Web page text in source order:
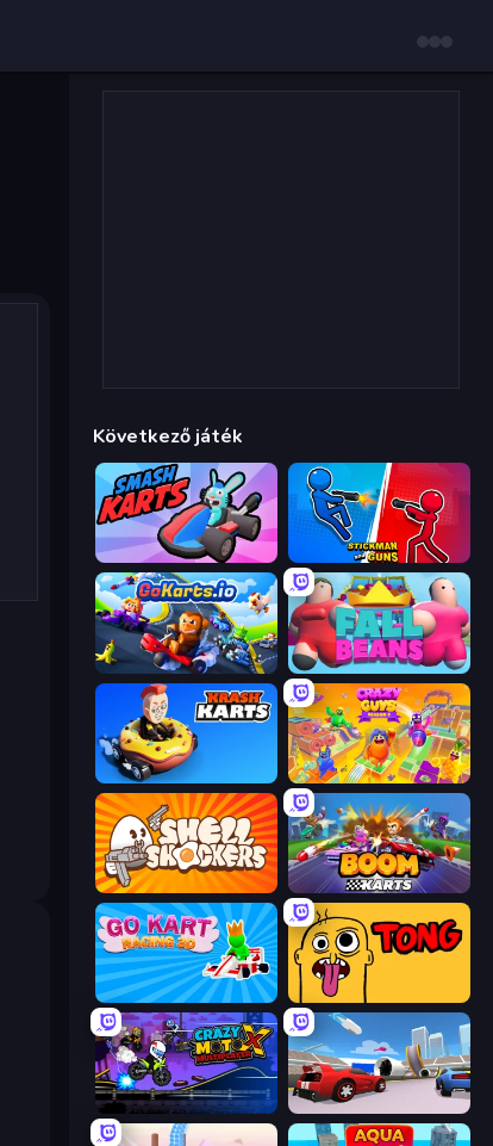
Következő játék
Smash Karts Stickman and Guns
GoKarts.io Fall Beans
Krash Karts Crazy Guys
Shell Shockers Boom Karts
Go Kart Racing 3D Tong
Crazy MotoX Multiplayer DashCraft.io